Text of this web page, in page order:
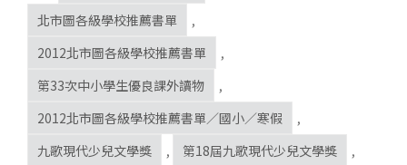
北市圖各級學校推薦書單
,
2012北市圖各級學校推薦書單
,
第33次中小學生優良課外讀物
,
2012北市圖各級學校推薦書單／國小／寒假
,
九歌現代少兒文學獎
, 第18屆九歌現代少兒文學獎
,